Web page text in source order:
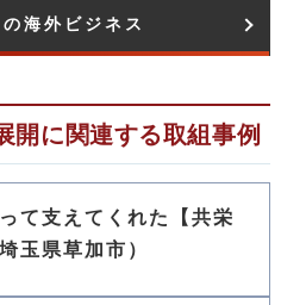
海外ビジネス​
開に関連する取組事例
て支えてくれた【共栄
玉県草加市）